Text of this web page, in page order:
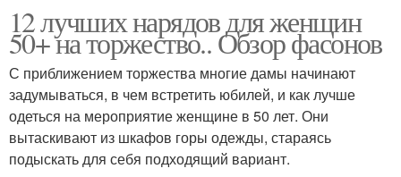
12 лучших нарядов для женщин
50+ на торжество.. Обзор фасонов
С приближением торжества многие дамы начинают
задумываться, в чем встретить юбилей, и как лучше
одеться на мероприятие женщине в 50 лет. Они
вытаскивают из шкафов горы одежды, стараясь
подыскать для себя подходящий вариант.